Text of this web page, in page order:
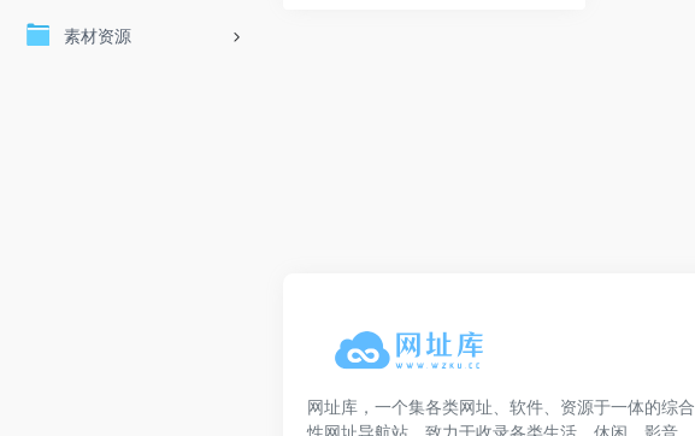
素材资源
网址库，一个集各类网址、软件、资源于一体的综合
性网址导航站，致力于收录各类生活、休闲、影音、